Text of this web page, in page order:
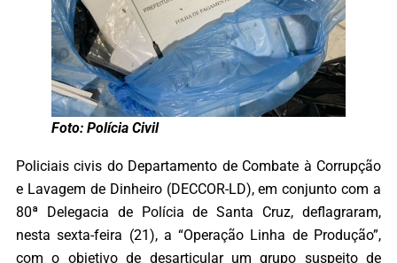
Foto: Polícia Civil
Policiais civis do Departamento de Combate à Corrupção
e Lavagem de Dinheiro (DECCOR-LD), em conjunto com a
80ª Delegacia de Polícia de Santa Cruz, deflagraram,
nesta sexta-feira (21), a “Operação Linha de Produção”,
com o objetivo de desarticular um grupo suspeito de